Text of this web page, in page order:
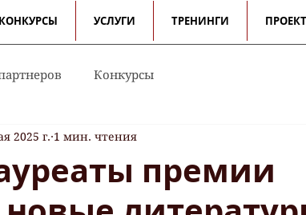
КОНКУРСЫ УСЛУГИ ТРЕНИНГИ
Конкурсы
премии
2025 г. 1 мин. чтения